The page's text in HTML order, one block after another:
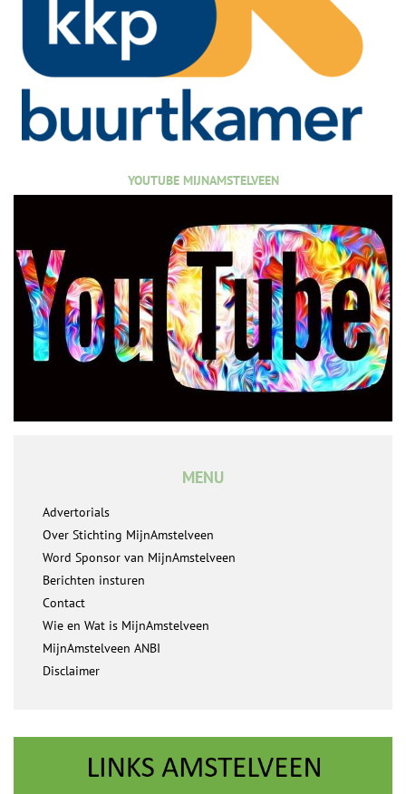
YOUTUBE MIJNAMSTELVEEN
MENU
Advertorials
Over Stichting MijnAmstelveen
Word Sponsor van MijnAmstelveen
Berichten insturen
Contact
Wie en Wat is MijnAmstelveen
MijnAmstelveen ANBI
Disclaimer